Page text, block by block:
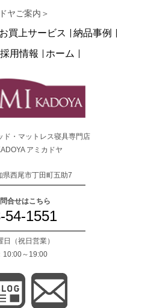
ヤご案内＞
お買上サービス
納品事例
採用情報 ホーム
ド・マットレス寝具専門店
アミカドヤ
西尾市丁田町五助7
合せはこちら
54-1551
日
（祝日営業）
10:00～19:00